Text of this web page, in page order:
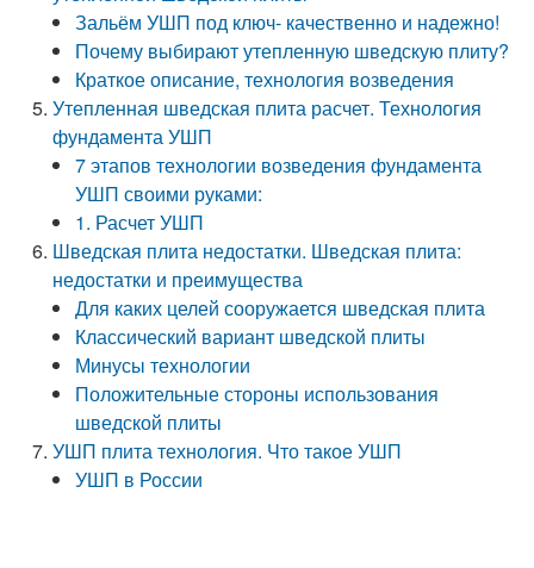
Зальём УШП под ключ- качественно и надежно!
Почему выбирают утепленную шведскую плиту?
Краткое описание, технология возведения
Утепленная шведская плита расчет. Технология
фундамента УШП
7 этапов технологии возведения фундамента
УШП своими руками:
1. Расчет УШП
Шведская плита недостатки. Шведская плита:
недостатки и преимущества
Для каких целей сооружается шведская плита
Классический вариант шведской плиты
Минусы технологии
Положительные стороны использования
шведской плиты
УШП плита технология. Что такое УШП
УШП в России